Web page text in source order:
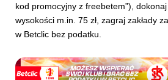
kod promocyjny z freebetem”),
wysokości m.in. 75 zł, zagraj zakłady
w Betclic bez podatku.